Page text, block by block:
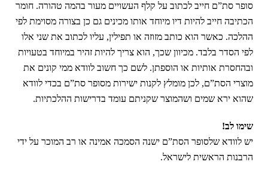
סופר סת”ם חייב לכתוב על קלף העשויים מעור בהמה טהורה. חומר
הכתיבה חייב להיות דיו מיוחד אותו מכינים גם כן בצורה מסוימת לפי
ההלכה. כאשר הוא כותב מזוזה או תפילין, עליו לכתוב את שני אלו
לפי הסדר בלבד. מכיוון שכך, הוא צריך להיות זהיר במיוחד בטעויות
ובהחסרת אותיות או הוספתן. לשם כך חשוב לוודא ממי קונים את
מוצרי הסת”ם, לכן מומלץ לקנות ישירות מסופר סת”ם בכדי לוודא
שהוא ירא שמים ושהמוצר שקניתם עומד בדרישות ההלכתיות.
שימו לב!
יש לוודא שלסופר הסת”ם ישנה הסמכה אמינה או רב המוכר על ידי
הרבנות הראשית לישראל.